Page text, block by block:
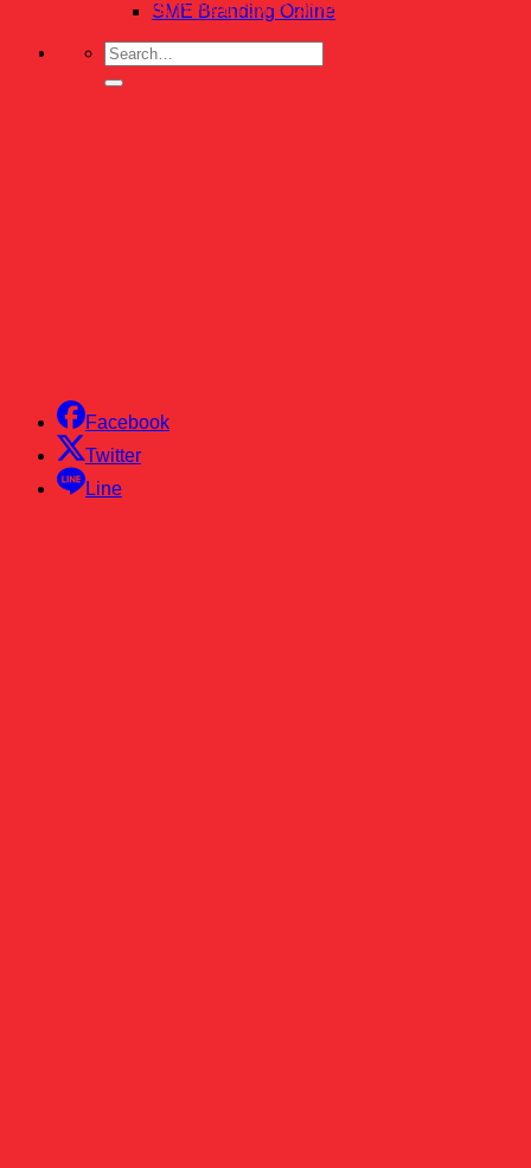
SME Branding Online
คลิปสร้างธุรกิจร้านกิฟช็อป เปิดร้านกิ๊ฟช็อป 10-20 บาท เริ่มยัง
ไงดี??
Facebook
Twitter
Line